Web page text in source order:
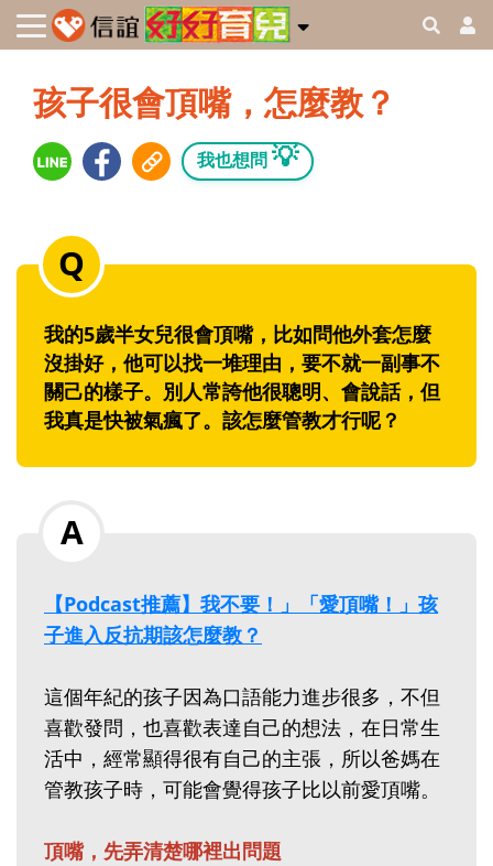
孩子很會頂嘴，怎麼教？
我也想問 💡
我的5歲半女兒很會頂嘴，比如問他外套怎麼
沒掛好，他可以找一堆理由，要不就一副事不
關己的樣子。別人常誇他很聰明、會說話，但
我真是快被氣瘋了。該怎麼管教才行呢？
【Podcast推薦】我不要！」「愛頂嘴！」孩
子進入反抗期該怎麼教？
這個年紀的孩子因為口語能力進步很多，不但
喜歡發問，也喜歡表達自己的想法，在日常生
活中，經常顯得很有自己的主張，所以爸媽在
管教孩子時，可能會覺得孩子比以前愛頂嘴。
頂嘴，先弄清楚哪裡出問題